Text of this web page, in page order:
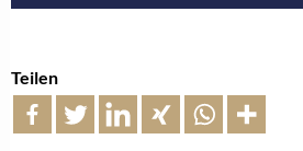
Teilen